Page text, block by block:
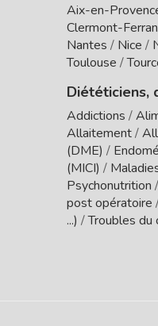
Aix-en-
Clermont-
Nantes / Nice /
Toulouse /
Diététiciens,
Addictions /
Allaitement/
(DME) /
(MICI) /
Psychonutrition /
post opératoire
...) /Troubles du